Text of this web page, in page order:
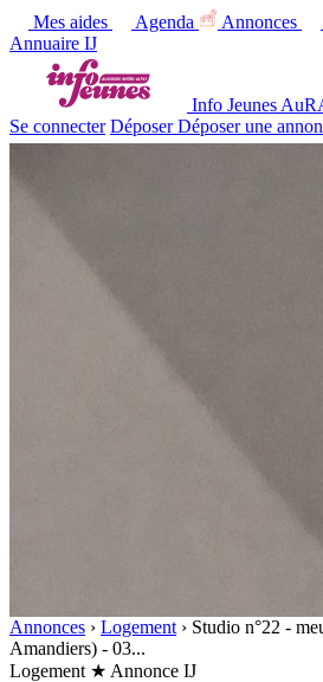
Mes aides Agenda Annonces
Annuaire IJ
Info Jeunes
Se connecter Déposer Déposer une
Annonces › Logement › Studio n°22 -
Amandiers) - 03...
Logement ★ Annonce IJ